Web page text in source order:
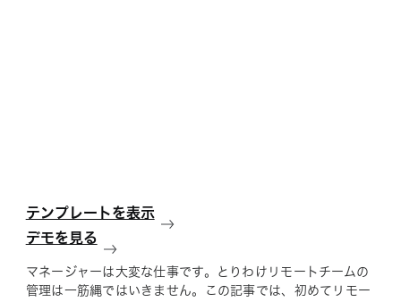
テンプレートを表示
デモを見る
マネージャーは大変な仕事です。とりわけリモートチームの
管理は一筋縄ではいきません。この記事では、初めてリモー